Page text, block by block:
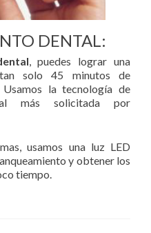
DENTAL:
, puedes lograr una
solo 45 minutos de
la tecnología de
más solicitada por
usamos una luz LED
y obtener los
tiempo.